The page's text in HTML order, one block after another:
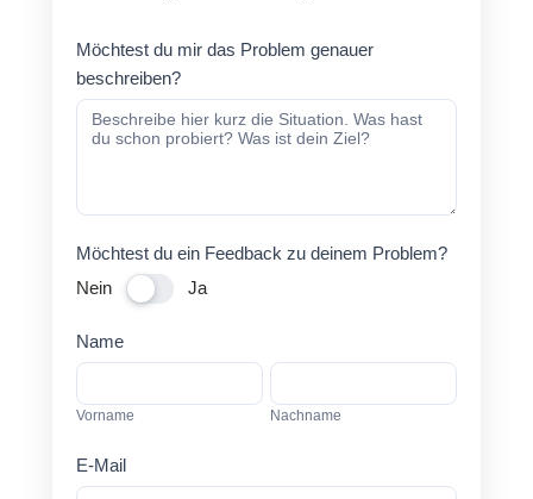
Möchtest du mir das Problem genauer
beschreiben?
Möchtest du ein Feedback zu deinem Problem?
Nein
Ja
Name
Vorname
Vorname
Nachname
Nachname
E-Mail